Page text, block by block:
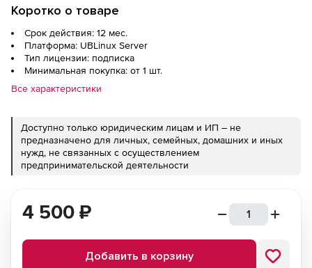
Коротко о товаре
Срок действия: 12 мес.
Платформа: UBLinux Server
Тип лицензии: подписка
Минимальная покупка: от 1 шт.
Все характеристики
Доступно только юридическим лицам и ИП – не
предназначено для личных, семейных, домашних и иных
нужд, не связанных с осуществлением
предпринимательской деятельности
4 500 ₽
Добавить в корзину